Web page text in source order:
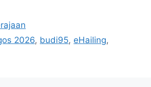
2026, budi95, eHailing,